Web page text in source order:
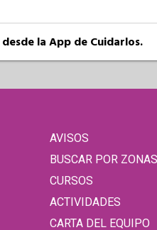
la App de Cuidarlos.
AVISOS
BUSCAR POR ZONAS
CURSOS
ACTIVIDADES
CARTA DEL EQUIPO